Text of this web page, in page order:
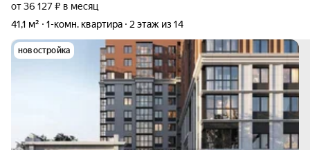
от 36 127 ₽ в месяц
41,1 м²
1-комн. квартира 2 этаж из 14
новостройка